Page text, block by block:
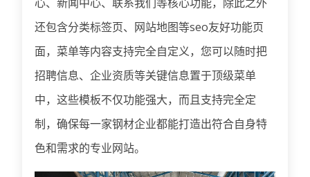
还包含分类标签页、网站地图等seo友好功能页
面，菜单等内容支持完全自定义，您可以随时把
招聘信息、企业资质等关键信息置于顶级菜单
中，这些模板不仅功能强大，而且支持完全定
制，确保每一家钢材企业都能打造出符合自身特
色和需求的专业网站。